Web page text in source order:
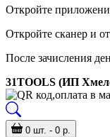
Откройте
Откройте сканер и
После зачисления
31TOOLS (ИП
0 шт. - 0 р.